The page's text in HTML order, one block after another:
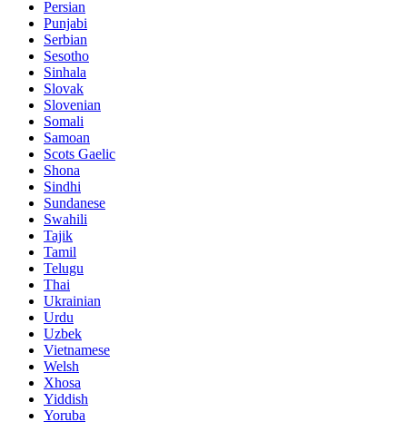
Persian
Punjabi
Serbian
Sesotho
Sinhala
Slovak
Slovenian
Somali
Samoan
Scots Gaelic
Shona
Sindhi
Sundanese
Swahili
Tajik
Tamil
Telugu
Thai
Ukrainian
Urdu
Uzbek
Vietnamese
Welsh
Xhosa
Yiddish
Yoruba